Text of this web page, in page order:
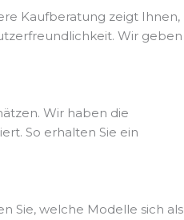
Kaufberatung zeigt Ihnen,
Wir geben
Wir haben die
So erhalten Sie ein
Sie, welche Modelle sich als